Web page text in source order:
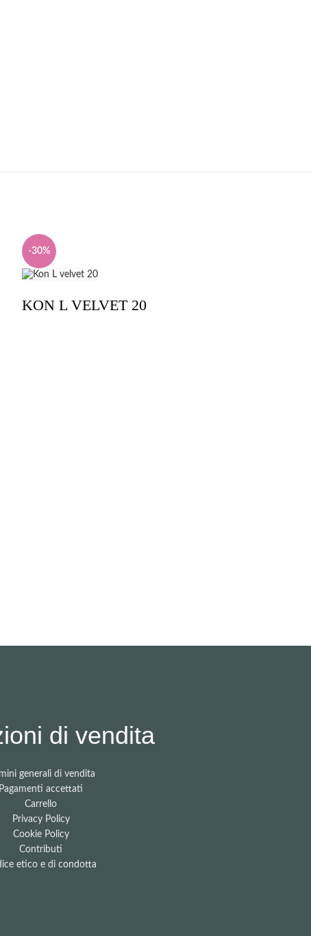
-30%
KON L VELVET 20
di vendita
generali di vendita
Pagamenti accettati
Carrello
Privacy Policy
Cookie Policy
Contributi
etico e di condotta